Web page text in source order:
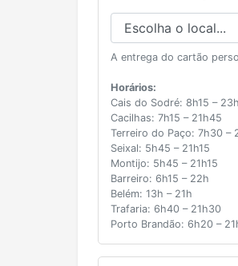
A entrega do cartão
Horários:
Cais do Sodré: 8h15 –
Cacilhas: 7h15 – 21h45
Terreiro do Paço: 7h30 –
Seixal: 5h45 – 21h15
Montijo: 5h45 – 21h15
Barreiro: 6h15 – 22h
Belém: 13h – 21h
Trafaria: 6h40 – 21h30
Porto Brandão: 6h20 –